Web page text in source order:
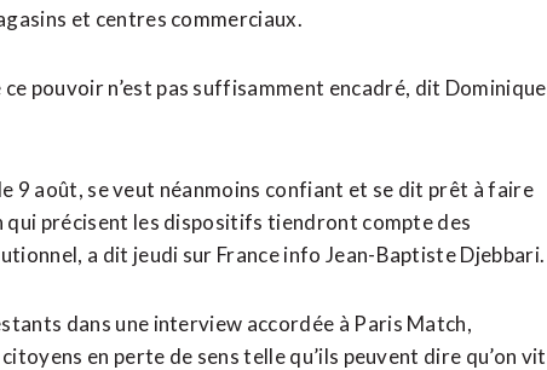
et centres commerciaux.
pouvoir n’est pas suffisamment encadré, dit Dominique
9 août, se veut néanmoins confiant et se dit prêt à faire
qui précisent les dispositifs tiendront compte des
a dit jeudi sur France info Jean-Baptiste Djebbari.
dans une interview accordée à Paris Match,
en perte de sens telle qu’ils peuvent dire qu’on vit